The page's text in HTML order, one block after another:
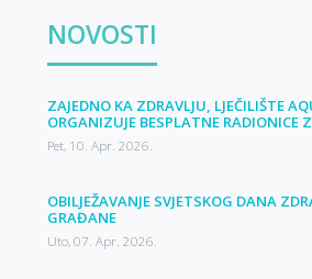
NOVOSTI
ZAJEDNO KA ZDRAVLJU, LJEČILIŠTE
ORGANIZUJE BESPLATNE RADIONICE
Pet, 10. Apr. 2026.
OBILJEŽAVANJE SVJETSKOG DANA
GRAĐANE
Uto, 07. Apr. 2026.